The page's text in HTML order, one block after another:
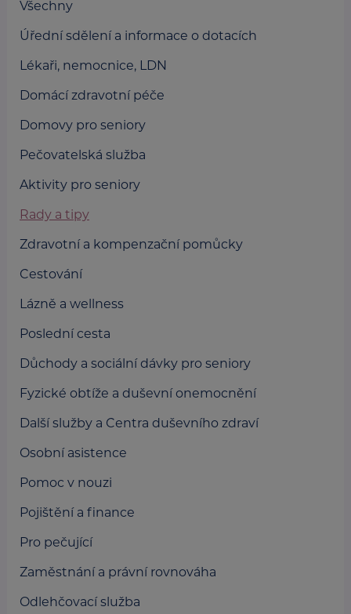
Všechny
Úřední sdělení a informace o dotacích
Lékaři, nemocnice, LDN
Domácí zdravotní péče
Domovy pro seniory
Pečovatelská služba
Aktivity pro seniory
Rady a tipy
Zdravotní a kompenzační pomůcky
Cestování
Lázně a wellness
Poslední cesta
Důchody a sociální dávky pro seniory
Fyzické obtíže a duševní onemocnění
Další služby a Centra duševního zdraví
Osobní asistence
Pomoc v nouzi
Pojištění a finance
Pro pečující
Zaměstnání a právní rovnováha
Odlehčovací služba